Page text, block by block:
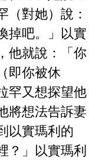
（對她）說：
掉吧。」以實
他就說：「你
即你被休
罕又想探望他
將想法告訴妻
以實瑪利的
？」以實瑪利